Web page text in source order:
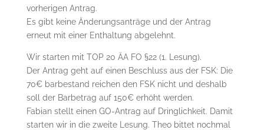
vorherigen Antrag.
Es gibt keine Änderungsanträge und der Antrag
erneut mit einer Enthaltung abgelehnt.
Wir starten mit TOP 20 ÄA FO §22 (1. Lesung).
Der Antrag geht auf einen Beschluss aus der FSK: Die
70€ barbestand reichen den FSK nicht und deshalb
soll der Barbetrag auf 150€ erhöht werden.
Fabian stellt einen GO-Antrag auf Dringlichkeit. Damit
starten wir in die zweite Lesung. Theo bittet nochmal